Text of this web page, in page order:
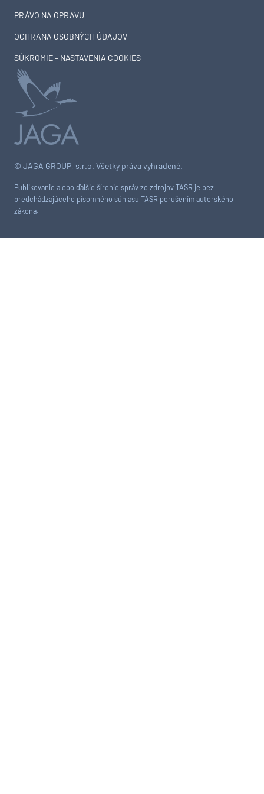
© JAGA GROUP, s.r.o. Všetky práva vyhradené.
Publikovanie alebo ďalšie šírenie správ zo zdrojov TASR je bez
predchádzajúceho písomného súhlasu TASR porušením autorského
zákona.
PRÁVO NA OPRAVU
OCHRANA OSOBNÝCH ÚDAJOV
SÚKROMIE – NASTAVENIA COOKIES